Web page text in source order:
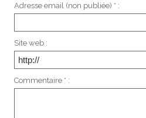
Adresse email (non publiée) * :
Site web :
Commentaire * :